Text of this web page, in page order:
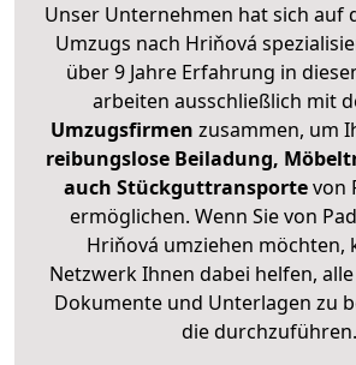
Unser Unternehmen hat sich auf
Umzugs nach Hriňová
über 9 Jahre Erfahrung in
arbeiten ausschließlich mit
Umzugsfirmen zusammen, um
reibungslose Beiladung,
auch Stückguttransportevon
ermöglichen. Wenn Sie von
Hriňová umziehen möchten,
Netzwerk Ihnen dabei helfen,
Dokumente und Unterlagen zu
die durchzuführen.